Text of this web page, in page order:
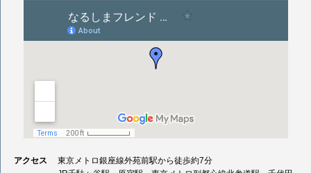
アクセス
東京メトロ銀座線外苑前駅から徒歩約7分